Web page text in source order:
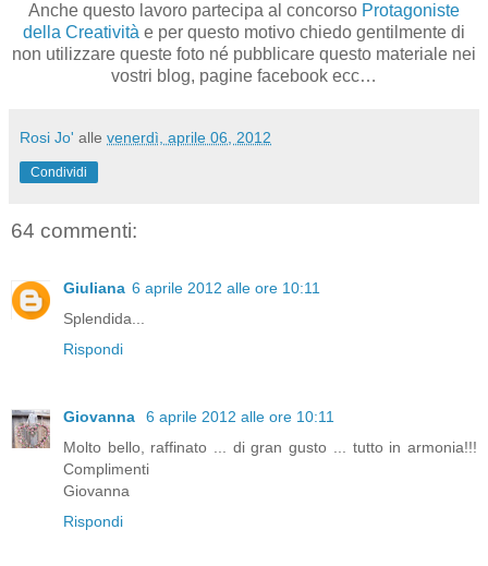
Anche questo lavoro partecipa al concorso Protagoniste
della Creatività e per questo motivo chiedo gentilmente di
non utilizzare queste foto né pubblicare questo materiale nei
vostri blog, pagine facebook ecc…
Rosi Jo' alle venerdì, aprile 06, 2012
Condividi
64 commenti:
Giuliana 6 aprile 2012 alle ore 10:11
Splendida...
Rispondi
Giovanna
6 aprile 2012 alle ore 10:11
Molto bello, raffinato ... di gran gusto ... tutto in armonia!!!
Complimenti
Giovanna
Rispondi